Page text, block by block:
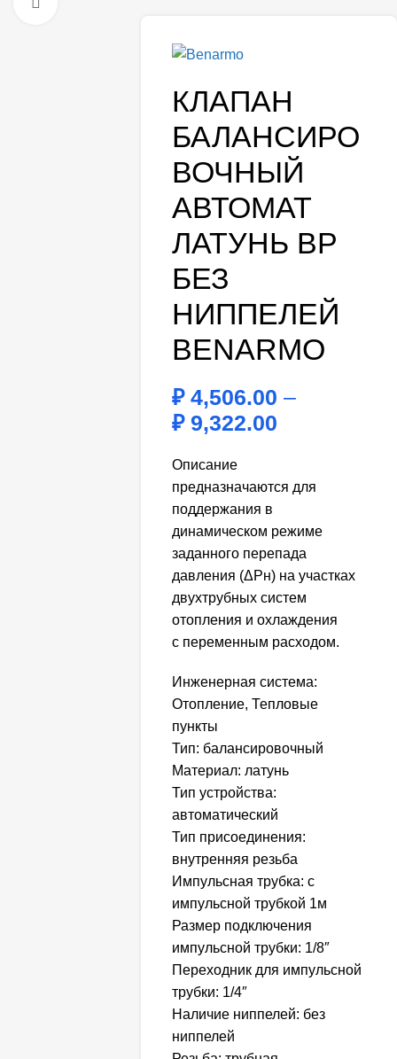
КЛАПАН
БАЛАНСИРО
ВОЧНЫЙ
АВТОМАТ
ЛАТУНЬ ВР
БЕЗ
НИППЕЛЕЙ
BENARMO
₽4,506.00 –
₽9,322.00
Описание
предназначаются для
поддержания в
динамическом режиме
заданного перепада
давления (ΔPн) на участках
двухтрубных систем
отопления и охлаждения
с переменным расходом.
Инженерная система:
Отопление, Тепловые
пункты
Тип: балансировочный
Материал: латунь
Тип устройства:
автоматический
Тип присоединения:
внутренняя резьба
Импульсная трубка: с
импульсной трубкой 1м
Размер подключения
импульсной трубки: 1/8″
Переходник для импульсной
трубки: 1/4″
Наличие ниппелей: без
ниппелей